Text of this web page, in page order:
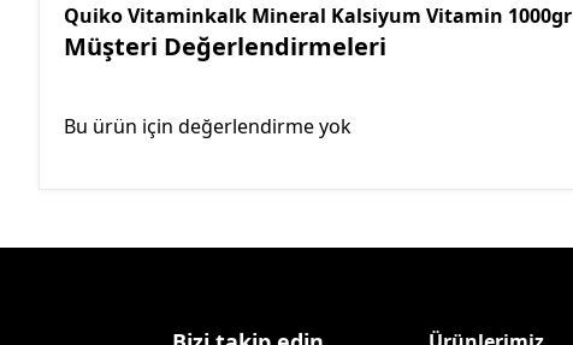
Quiko Vitaminkalk Mineral Kalsiyum Vitamin 1000gr
Müşteri Değerlendirmeleri
Bu ürün için değerlendirme yok